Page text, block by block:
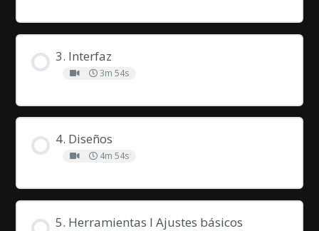
3. Interfaz
3m 54s
4. Diseños
4m 54s
5. Herramientas I Ajustes básicos